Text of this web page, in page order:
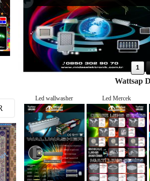
1
Wattsap
Led wallwasher Led Mercek